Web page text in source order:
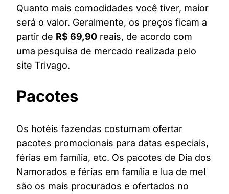
Quanto mais comodidades você tiver, maior
será o valor. Geralmente, os preços ficam a
partir de R$ 69,90 reais, de acordo com
uma pesquisa de mercado realizada pelo
site Trivago.
Pacotes
Os hotéis fazendas costumam ofertar
pacotes promocionais para datas especiais,
férias em família, etc. Os pacotes de Dia dos
Namorados e férias em família e lua de mel
são os mais procurados e ofertados no